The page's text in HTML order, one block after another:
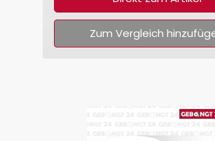
Zum Vergleich